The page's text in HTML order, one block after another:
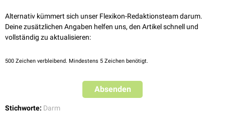
Alternativ kümmert sich unser Flexikon-Redaktionsteam darum.
Deine zusätzlichen Angaben helfen uns, den Artikel schnell und
vollständig zu aktualisieren:
500 Zeichen verbleibend. Mindestens 5 Zeichen benötigt.
Absenden
Stichworte: Darm